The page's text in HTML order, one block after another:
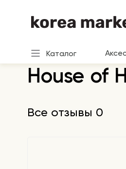
Каталог
House of
Все отзывы 0